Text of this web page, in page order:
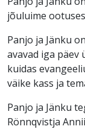
jõuluime
Panjo ja Jänku
avavad iga päev
kuidas
väike kass ja
Panjo ja Jänku
Rönnqvistja